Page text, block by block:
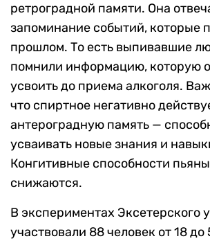
ретроградной памяти. Она
запоминание событий, которые
прошлом. То есть выпивавшие
помнили информацию, которую
усвоить до приема алкоголя.
что спиртное негативно
антероградную память —
усваивать новые знания и
Конгитивные способности
снижаются.
В экспериментах Эксетерского
участвовали 88 человек от 18 до